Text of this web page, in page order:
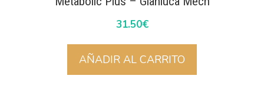
31.50€
AÑADIR AL CARRITO